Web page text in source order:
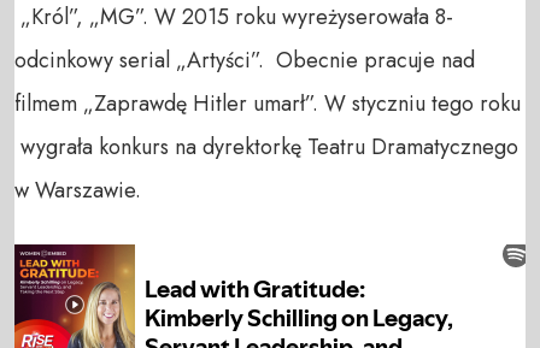
„Król”, „MG”. W 2015 roku wyreżyserowała 8-
odcinkowy serial „Artyści”. Obecnie pracuje nad
filmem „Zaprawdę Hitler umarł”. W styczniu tego roku
wygrała konkurs na dyrektorkę Teatru Dramatycznego
w Warszawie.